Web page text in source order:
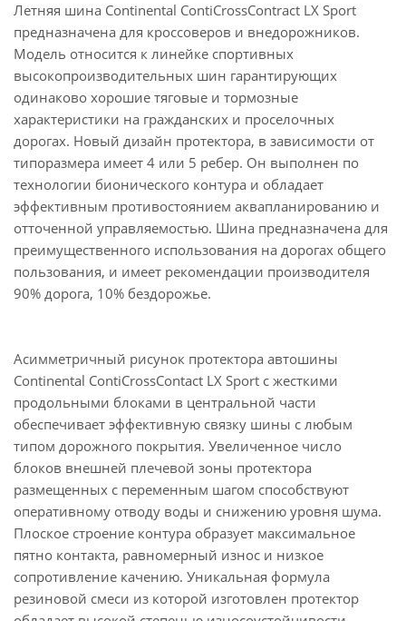
Летняя шина Continental ContiCrossContract LX Sport
предназначена для кроссоверов и внедорожников.
Модель относится к линейке спортивных
высокопроизводительных шин гарантирующих
одинаково хорошие тяговые и тормозные
характеристики на гражданских и проселочных
дорогах. Новый дизайн протектора, в зависимости от
типоразмера имеет 4 или 5 ребер. Он выполнен по
технологии бионического контура и обладает
эффективным противостоянием аквапланированию и
отточенной управляемостью. Шина предназначена для
преимущественного использования на дорогах общего
пользования, и имеет рекомендации производителя
90% дорога, 10% бездорожье.
Асимметричный рисунок протектора автошины
Continental ContiCrossContact LX Sport с жесткими
продольными блоками в центральной части
обеспечивает эффективную связку шины с любым
типом дорожного покрытия. Увеличенное число
блоков внешней плечевой зоны протектора
размещенных с переменным шагом способствуют
оперативному отводу воды и снижению уровня шума.
Плоское строение контура образует максимальное
пятно контакта, равномерный износ и низкое
сопротивление качению. Уникальная формула
резиновой смеси из которой изготовлен протектор